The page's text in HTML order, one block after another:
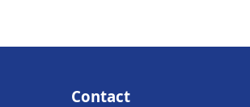
Contact